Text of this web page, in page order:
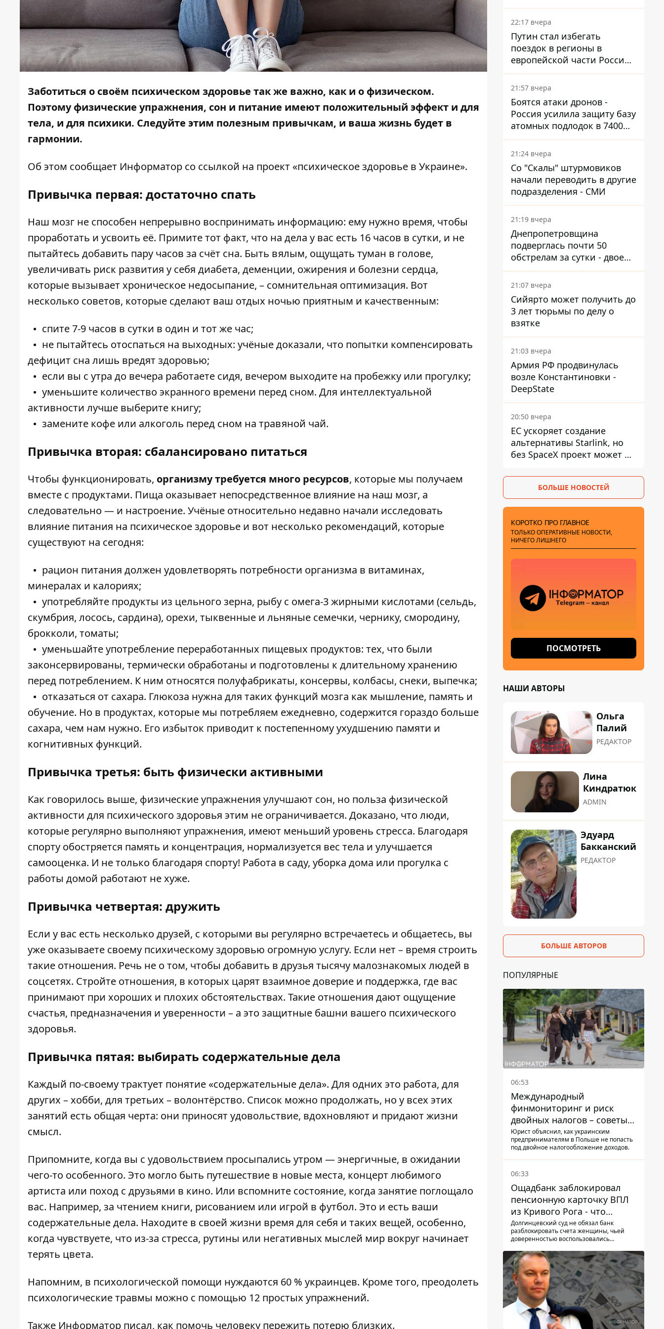
Заботиться о своём психическом здоровье так же важно, как и о физическом.
Поэтому физические упражнения, сон и питание имеют положительный эффект и для
тела, и для психики. Следуйте этим полезным привычкам, и ваша жизнь будет в
гармонии.
Об этом сообщает Информатор со ссылкой на проект «психическое здоровье в Украине».
Привычка первая: достаточно спать
Наш мозг не способен непрерывно воспринимать информацию: ему нужно время, чтобы
проработать и усвоить её. Примите тот факт, что на дела у вас есть 16 часов в сутки, и не
пытайтесь добавить пару часов за счёт сна. Быть вялым, ощущать туман в голове,
увеличивать риск развития у себя диабета, деменции, ожирения и болезни сердца,
которые вызывает хроническое недосыпание, – сомнительная оптимизация. Вот
несколько советов, которые сделают ваш отдых ночью приятным и качественным:
спите 7-9 часов в сутки в один и тот же час;
не пытайтесь отоспаться на выходных: учёные доказали, что попытки компенсировать
дефицит сна лишь вредят здоровью;
если вы с утра до вечера работаете сидя, вечером выходите на пробежку или прогулку;
уменьшите количество экранного времени перед сном. Для интеллектуальной
активности лучше выберите книгу;
замените кофе или алкоголь перед сном на травяной чай.
Привычка вторая: сбалансировано питаться
Чтобы функционировать, организму требуется много ресурсов, которые мы получаем
вместе с продуктами. Пища оказывает непосредственное влияние на наш мозг, а
следовательно — и настроение. Учёные относительно недавно начали исследовать
влияние питания на психическое здоровье и вот несколько рекомендаций, которые
существуют на сегодня:
рацион питания должен удовлетворять потребности организма в витаминах,
минералах и калориях;
употребляйте продукты из цельного зерна, рыбу с омега-3 жирными кислотами (сельдь,
скумбрия, лосось, сардина), орехи, тыквенные и льняные семечки, чернику, смородину,
брокколи, томаты;
уменьшайте употребление переработанных пищевых продуктов: тех, что были
законсервированы, термически обработаны и подготовлены к длительному хранению
перед потреблением. К ним относятся полуфабрикаты, консервы, колбасы, снеки, выпечка;
отказаться от сахара. Глюкоза нужна для таких функций мозга как мышление, память и
обучение. Но в продуктах, которые мы потребляем ежедневно, содержится гораздо больше
сахара, чем нам нужно. Его избыток приводит к постепенному ухудшению памяти и
когнитивных функций.
Привычка третья: быть физически активными
Как говорилось выше, физические упражнения улучшают сон, но польза физической
активности для психического здоровья этим не ограничивается. Доказано, что люди,
которые регулярно выполняют упражнения, имеют меньший уровень стресса. Благодаря
спорту обостряется память и концентрация, нормализуется вес тела и улучшается
самооценка. И не только благодаря спорту! Работа в саду, уборка дома или прогулка с
работы домой работают не хуже.
Привычка четвертая: дружить
Если у вас есть несколько друзей, с которыми вы регулярно встречаетесь и общаетесь, вы
уже оказываете своему психическому здоровью огромную услугу. Если нет – время строить
такие отношения. Речь не о том, чтобы добавить в друзья тысячу малознакомых людей в
соцсетях. Стройте отношения, в которых царят взаимное доверие и поддержка, где вас
принимают при хороших и плохих обстоятельствах. Такие отношения дают ощущение
счастья, предназначения и уверенности – а это защитные башни вашего психического
здоровья.
Привычка пятая: выбирать содержательные дела
Каждый по-своему трактует понятие «содержательные дела». Для одних это работа, для
других – хобби, для третьих – волонтёрство. Список можно продолжать, но у всех этих
занятий есть общая черта: они приносят удовольствие, вдохновляют и придают жизни
смысл.
Припомните, когда вы с удовольствием просыпались утром — энергичные, в ожидании
чего-то особенного. Это могло быть путешествие в новые места, концерт любимого
артиста или поход с друзьями в кино. Или вспомните состояние, когда занятие поглощало
вас. Например, за чтением книги, рисованием или игрой в футбол. Это и есть ваши
содержательные дела. Находите в своей жизни время для себя и таких вещей, особенно,
когда чувствуете, что из-за стресса, рутины или негативных мыслей мир вокруг начинает
терять цвета.
Напомним, в психологической помощи нуждаются 60 % украинцев. Кроме того, преодолеть
психологические травмы можно с помощью 12 простых упражнений.
Также Информатор писал, как помочь человеку пережить потерю близких.
боя
22:17 вчера
Путин стал избегать
поездок в регионы в
европейской части России,
куда регулярно долетают
дроны
21:57 вчера
Боятся атаки дронов -
Россия усилила защиту базу
атомных подлодок в 7400
км от Украины
21:24 вчера
Со "Скалы" штурмовиков
начали переводить в другие
подразделения - СМИ
21:19 вчера
Днепропетровщина
подверглась почти 50
обстрелам за сутки - двое
погибших, шесть
пострадавших
21:07 вчера
Сийярто может получить до
3 лет тюрьмы по делу о
взятке
21:03 вчера
Армия РФ продвинулась
возле Константиновки -
DeepState
20:50 вчера
ЕС ускоряет создание
альтернативы Starlink, но
без SpaceX проект может не
БОЛЬШЕ НОВОСТЕЙ
КОРОТКО ПРО ГЛАВНОЕ
ТОЛЬКО ОПЕРАТИВНЫЕ НОВОСТИ,
НИЧЕГО ЛИШНЕГО
ПОСМОТРЕТЬ
НАШИ АВТОРЫ
Ольга
Палий
РЕДАКТОР
Лина
Киндратюк
ADMIN
Эдуард
Бакканский
РЕДАКТОР
БОЛЬШЕ АВТОРОВ
ПОПУЛЯРНЫЕ
06:53
Международный
финмониторинг и риск
двойных налогов – советы
украинцам в Польше
Юрист объяснил, как украинским
предпринимателям в Польше не попасть
под двойное налогообложение доходов.
06:33
Ощадбанк заблокировал
пенсионную карточку ВПЛ
из Кривого Рога - что
решил суд
Долгинцевский суд не обязал банк
разблокировать счета женщины, чьей
доверенностью воспользовались